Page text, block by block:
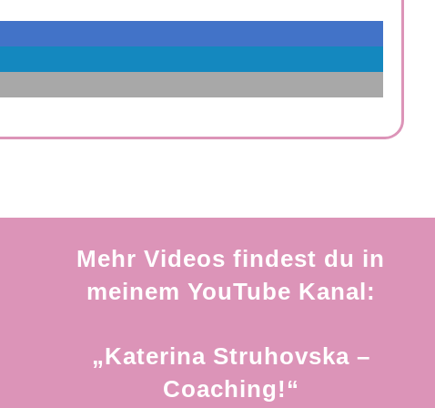
Mehr Videos findest du in
meinem YouTube Kanal:
„Katerina Struhovska –
Coaching!“